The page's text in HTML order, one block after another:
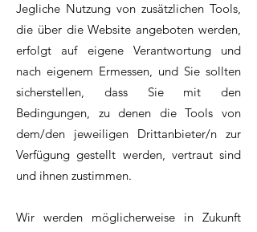
Jegliche Nutzung von zusätzlichen Tools,
die über die Website angeboten werden,
erfolgt auf eigene Verantwortung und
nach eigenem Ermessen, und Sie sollten
sicherstellen, dass Sie mit den
Bedingungen, zu denen die Tools von
dem/den jeweiligen Drittanbieter/n zur
Verfügung gestellt werden, vertraut sind
und ihnen zustimmen.
Wir werden möglicherweise in Zukunft